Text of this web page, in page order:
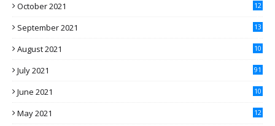
October 2021
12
September 2021
13
August 2021
10
July 2021 91
June 2021
10
May 2021
12